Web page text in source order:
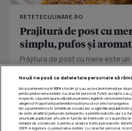
RETETECULINARE.RO
Prajitură de post cu
simplu, pufos și aromat
Prăjitura de post cu mere este
sau...
Nouă ne pasă ca datele tale personale să
Noi și partenerii noștri 1019stocăm și/sau accesăm informații pe
pentru prelucrarea datelor cu caracter personal. Puteți accepta sau
respectiv vă puteți opune utilizării unui interes legitim în orice moment
alegeri vor fi raportate partenerilor noștri și nu vă vor afecta navigarea.
Noi si partenerii nostri (retelele de socializare si agentiile de publicitate
de date analitice) prelucram date pentru a permite website-ului sa
anunturile publicitare afisate in functie de interesele si/sau profilul
retelelor de socializare si pentru a analiza traficul pe website.
GDPR in legatura cu prelucrarea datelor cu caracter personal.